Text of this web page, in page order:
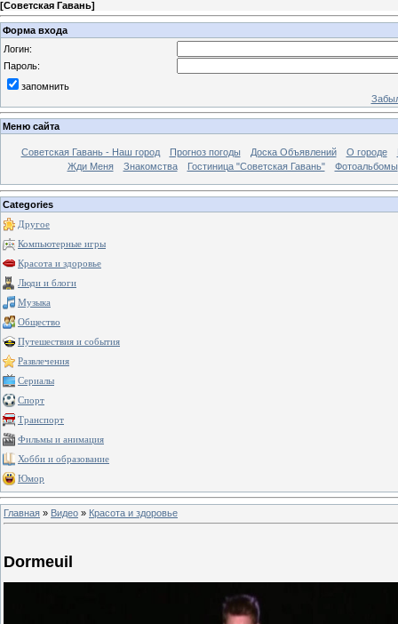
[Советская Гавань]
Форма входа
Логин:
Пароль:
запомнить
Меню сайта
Советская Гавань - Наш город Прогноз погоды Доска Объявлений О городе
Жди Меня
Знакомства Гостиница "Советская Гавань" Фотоальбомы
Categories
Другое
Компьютерные игры
Красота и здоровье
Люди и блоги
Музыка
Общество
Путешествия и события
Развлечения
Сериалы
Спорт
Транспорт
Фильмы и анимация
Хобби и образование
Юмор
Главная » Видео » Красота и здоровье
Dormeuil